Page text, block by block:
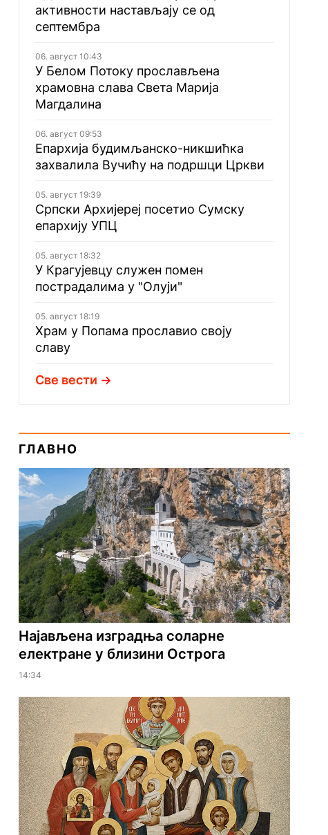
активности настављају се од
септембра
06. август 10:43
У Белом Потоку прослављена
храмовна слава Света Марија
Магдалина
06. август 09:53
Епархија будимљанско-никшићка
захвалила Вучићу на подршци Цркви
05. август 19:39
Српски Архијереј посетио Сумску
епархију УПЦ
05. август 18:32
У Крагујевцу служен помен
пострадалима у "Олуји"
05. август 18:19
Храм у Попама прославио своју
славу
Све вести
ГЛАВНО
Најављена изградња соларне
електране у близини Острога
14:34